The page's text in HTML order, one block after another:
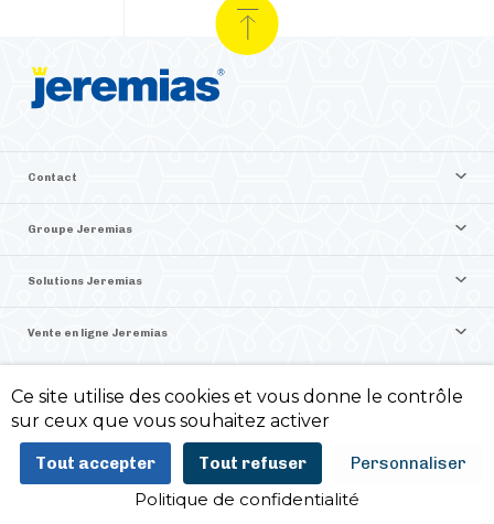
AJOUTER AU PANIER
Contact
Groupe Jeremias
Solutions Jeremias
Vente en ligne Jeremias
©2026 Jeremias France
Politique de confidentialité -
ITIS Commerce
Ce site utilise des cookies et vous donne le contrôle
sur ceux que vous souhaitez activer
Tout accepter Tout refuser Personnaliser
Politique de confidentialité